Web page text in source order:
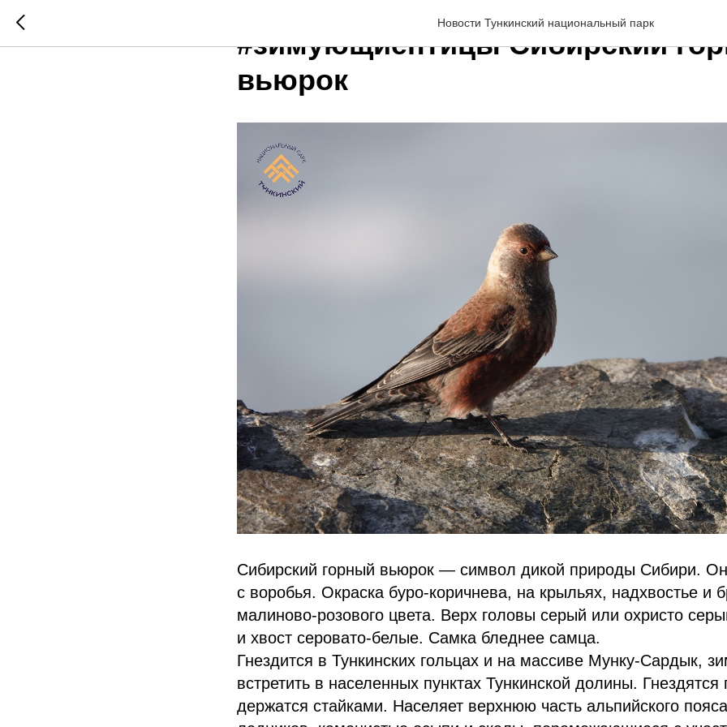
Новости Тункинский национальный парк
#зимующиептицы Сибирский
вьюрок
Сибирский горный вьюрок — символ дикой природы Сибири.
с воробья. Окраска буро-коричнева, на крыльях, надхвостье и
малиново-розового цвета. Верх головы серый или охристо
и хвост серовато-белые. Самка бледнее самца.
Гнездится в Тункинских гольцах и на массиве Мунку-Сардык,
встретить в населенных пунктах Тункинской долины. Гнездятся
держатся стайками. Населяет верхнюю часть альпийского